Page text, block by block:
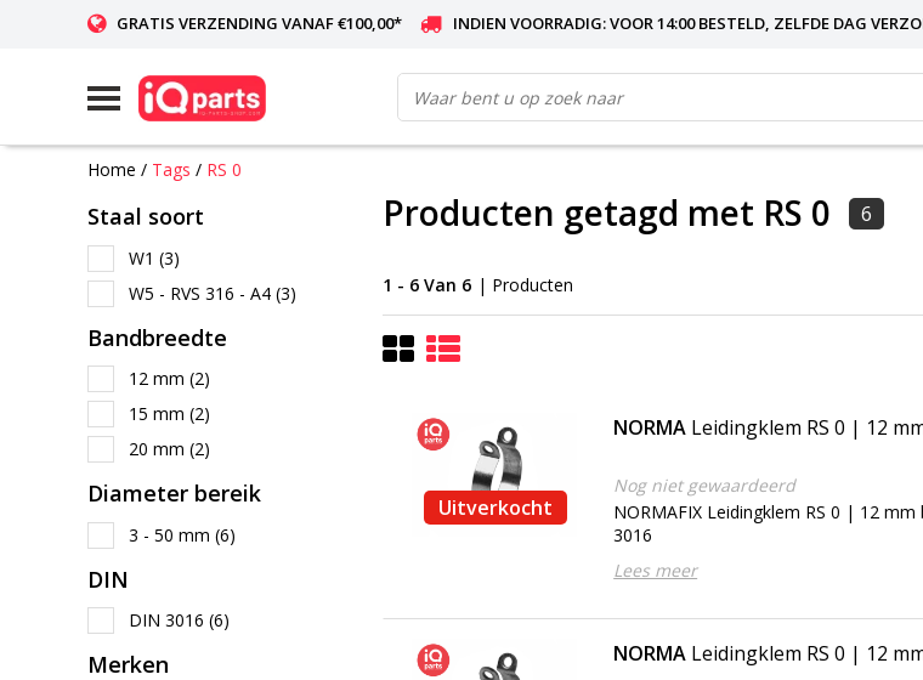
GRATIS VERZENDING VANAF €100,00* INDIEN VOORRADIG: VOOR 14:00 BESTELD, ZELFDE DAG
Home / Tags / RS 0
Staal soort
W1 (3)
W5 - RVS 316 - A4 (3)
Bandbreedte
12 mm (2)
15 mm (2)
20 mm (2)
Diameter bereik
3 - 50 mm (6)
DIN
DIN 3016 (6)
Merken
Producten getagd met RS 0 6
1 - 6 Van 6 | Producten
Uitverkocht
NORMA Leidingklem RS 0 | 12
Nog niet gewaardeerd
NORMAFIX Leidingklem RS 0 | 12
3016
Lees meer
NORMA Leidingklem RS 0 | 12